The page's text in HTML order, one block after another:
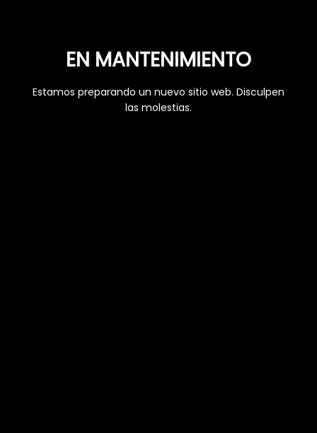
EN MANTENIMIENTO
Estamos preparando un nuevo sitio web. Disculpen
las molestias.